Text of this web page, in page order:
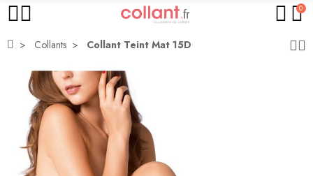
0
Collants Collant Teint Mat 15D